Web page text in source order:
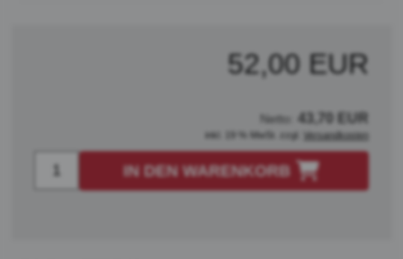
52,00 EUR
Netto: 43,70 EUR
inkl. 19 % MwSt. zzgl. Versandkosten
IN DEN WARENKORB